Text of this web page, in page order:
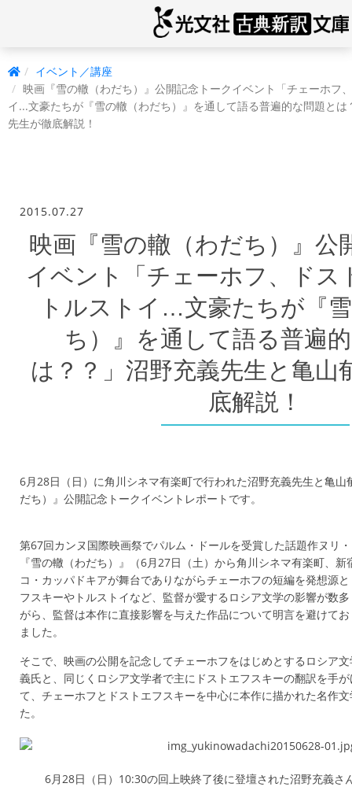
イベント／講座
映画『雪の轍（わだち）』公開記念トークイベント「チェーホフ
イ...文豪たちが『雪の轍（わだち）』を通して語る普遍的な問題と
先生が徹底解説！
2015.07.27
映画『雪の轍（わだち）』公
イベント「チェーホフ、ドス
トルストイ…文豪たちが『
ち）』を通して語る普遍
は？？」沼野充義先生と亀山
底解説！
6月28日（日）に角川シネマ有楽町で行われた沼野充義先生と亀
だち）』公開記念トークイベントレポートです。
第67回カンヌ国際映画祭でパルム・ドールを受賞した話題作ヌリ
『雪の轍（わだち）』（6月27日（土）から角川シネマ有楽町、
コ・カッパドキアが舞台でありながらチェーホフの短編を発想源
フスキーやトルストイなど、監督が愛するロシア文学の影響が数
がら、監督は本作に直接影響を与えた作品について明言を避けて
ました。
そこで、映画の公開を記念してチェーホフをはじめとするロシア
義氏と、同じくロシア文学者で主にドストエフスキーの翻訳を手
て、チェーホフとドストエフスキーを中心に本作に描かれた名作
た。
6月28日（日）10:30の回上映終了後に登壇された沼野充義さ